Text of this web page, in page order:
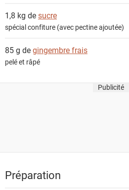
1,8 kg desucre
spécial confiture (avec pectine ajoutée)
85 g degingembre frais
pelé et râpé
Publicité
Préparation